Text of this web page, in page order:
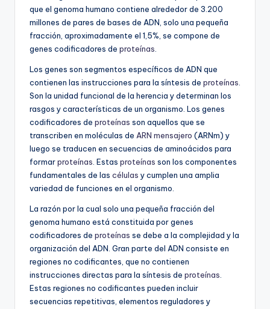
que el genoma humano contiene alrededor de 3.200
millones de pares de bases de ADN, solo una pequeña
fracción, aproximadamente el 1,5%, se compone de
genes codificadores de proteínas
Los genes son segmentos específicos de ADN que
contienen las instrucciones para la síntesis de proteínas
Son la unidad funcional de la herencia y determinan los
rasgos y características de un organismo. Los genes
codificadores de proteínas son aquellos que se
transcriben en moléculas de ARN mensajero (ARNm) y
luego se traducen en secuencias de aminoácidos para
formarproteínas . Estas proteínas son los componentes
fundamentales de las células y cumplen una amplia
variedad de funciones en el organismo.
La razón por la cual solo una pequeña fracción del
genoma humano está constituida por genes
codificadores de proteínas se debe a la complejidad y la
organización del ADN. Gran parte del ADN consiste en
regiones no codificantes, que no contienen
instrucciones directas para la síntesis de proteínas
Estas regiones no codificantes pueden incluir
secuencias repetitivas, elementos reguladores y